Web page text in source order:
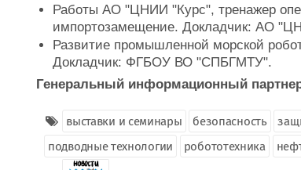
Работы АО "ЦНИИ "Курс", тренажер
импортозамещение. Докладчик: АО
Развитие промышленной морской
Докладчик: ФГБОУ ВО "СПБГМТУ".
Генеральный информационный
выставки и семинары безопасность
подводные технологии
робототехника